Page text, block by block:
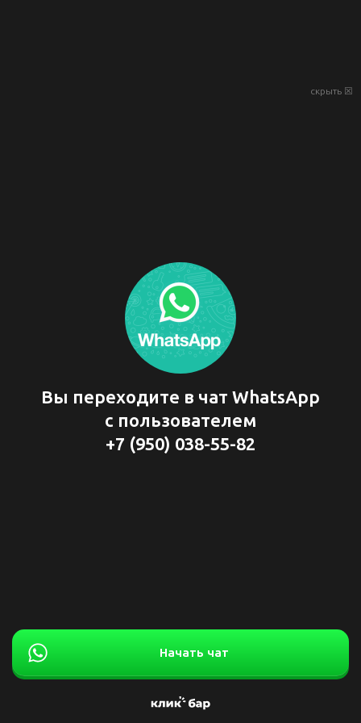
скрыть ☒
Вы переходите в чат WhatsApp
с пользователем
+7 (950) 038-55-82
Начать чат